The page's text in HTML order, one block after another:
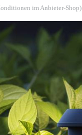
im Anbieter-Shop)